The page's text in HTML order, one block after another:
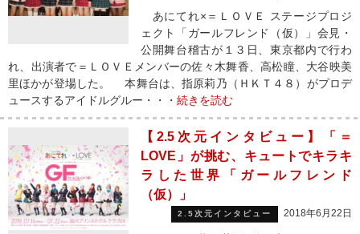
あにてれ×＝ＬＯＶＥ ステージプロジ
ェクト「ガールフレンド（仮）」会見・
公開舞台稽古が１３日、東京都内で行わ
れ、出演者で＝ＬＯＶＥメンバーの佐々木舞香、高松瞳、大谷映美
里ほかが登場した。 本舞台は、指原莉乃（ＨＫＴ４８）がプロデ
ュースするアイドルグルー・・・ 続きを読む
【2.5次元インタビュー】「＝
LOVE」が挑む、キュートでキラキ
ラした世界「ガールフレンド
（仮）」
2.5次元インタビュー 2018年6月22日